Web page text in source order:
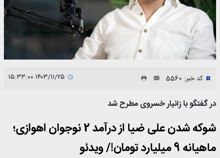
کد خبر: 5560
در گفتگو با زانیار خسروی مطرح شد
شوکه شدن علی ضیا از درآمد 2 نوجوان اهوازی؛
ماهیانه 9 میلیارد تومان!/ ویدئو